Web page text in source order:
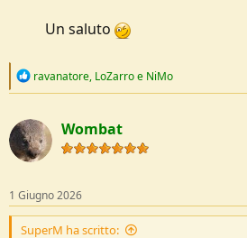
Un saluto
R
c
t
i
o
s
:
ravanatore, LoZarroe NiMo
Wombat
1 Giugno 2026
SuperM ha scritto: